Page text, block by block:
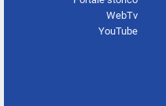
WebTv
YouTube